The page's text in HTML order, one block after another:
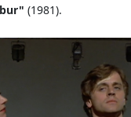
(1981).